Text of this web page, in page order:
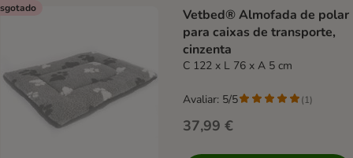
Vetbed® Almofada de polar
para caixas de transporte,
cinzenta
C 122 x L 76 x A 5 cm
37,99 €
Avaliar: 5/5 (1)